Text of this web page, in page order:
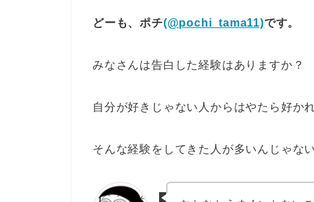
どーも、ポチ(@pochi_tama11)です。
みなさんは告白した経験はありますか？
自分が好きじゃない人からはやたら好
そんな経験をしてきた人が多いんじゃな